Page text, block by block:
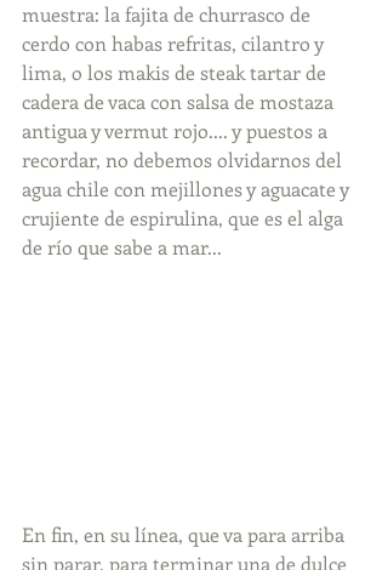
muestra: la fajita de churrasco de
cerdo con habas refritas, cilantro y
lima, o los makis de steak tartar de
cadera de vaca con salsa de mostaza
antigua y vermut rojo.... y puestos a
recordar, no debemos olvidarnos del
agua chile con mejillones y aguacate y
crujiente de espirulina, que es el alga
de río que sabe a mar...
En fin, en su línea, que va para arriba
sin parar, para terminar una de dulce